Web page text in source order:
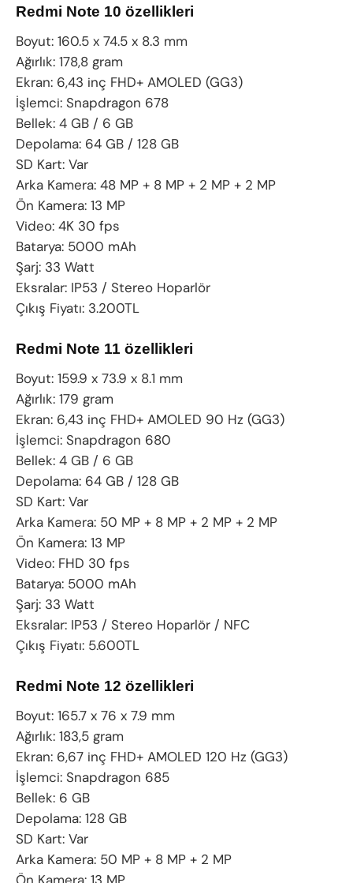
Redmi Note 10 özellikleri
Boyut: 160.5 x 74.5 x 8.3 mm
Ağırlık: 178,8 gram
Ekran: 6,43 inç FHD+ AMOLED (GG3)
İşlemci: Snapdragon 678
Bellek: 4 GB / 6 GB
Depolama: 64 GB / 128 GB
SD Kart: Var
Arka Kamera: 48 MP + 8 MP + 2 MP + 2 MP
Ön Kamera: 13 MP
Video: 4K 30 fps
Batarya: 5000 mAh
Şarj: 33 Watt
Eksralar: IP53 / Stereo Hoparlör
Çıkış Fiyatı: 3.200TL
Redmi Note 11 özellikleri
Boyut: 159.9 x 73.9 x 8.1 mm
Ağırlık: 179 gram
Ekran: 6,43 inç FHD+ AMOLED 90 Hz (GG3)
İşlemci: Snapdragon 680
Bellek: 4 GB / 6 GB
Depolama: 64 GB / 128 GB
SD Kart: Var
Arka Kamera: 50 MP + 8 MP + 2 MP + 2 MP
Ön Kamera: 13 MP
Video: FHD 30 fps
Batarya: 5000 mAh
Şarj: 33 Watt
Eksralar: IP53 / Stereo Hoparlör / NFC
Çıkış Fiyatı: 5.600TL
Redmi Note 12 özellikleri
Boyut: 165.7 x 76 x 7.9 mm
Ağırlık: 183,5 gram
Ekran: 6,67 inç FHD+ AMOLED 120 Hz (GG3)
İşlemci: Snapdragon 685
Bellek: 6 GB
Depolama: 128 GB
SD Kart: Var
Arka Kamera: 50 MP + 8 MP + 2 MP